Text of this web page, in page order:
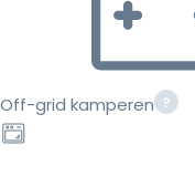
Off-grid kamperen